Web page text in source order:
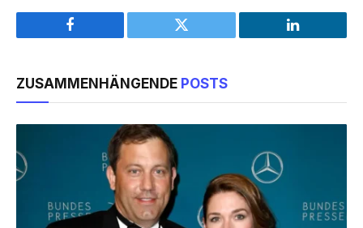
Facebook Twitter LinkedIn
ZUSAMMENHÄNGENDE POSTS